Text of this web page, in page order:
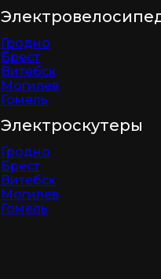
Гродно
Брест
Витебск
Могилев
Гомель
Электроскутеры
Гродно
Брест
Витебск
Могилев
Гомель